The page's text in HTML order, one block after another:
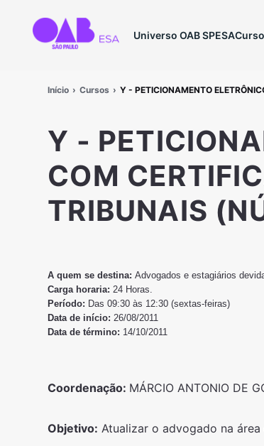
Universo OAB SPESA
Início Cursos Y - PETICIONAMENTO
Y -
COM
TRIBUNAIS
A quem se destina:Advogados e estagiários
Carga horaria:24 Horas.
Período: Das 09:30 às 12:30 (sextas-feiras)
Data de início:26/08/2011
Data de término: 14/10/2011
Coordenação: MÁRCIO ANTONIO DE
Objetivo: Atualizar o advogado na